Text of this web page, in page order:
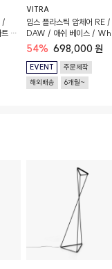
/
그
전)
VITRA
임스 플라스틱 암체어 RE /
DAW / 애쉬 베이스 /
(Recycled Plastic 버전)
54% 698,000 원
EVENT
주문제작
해외배송
6개월~